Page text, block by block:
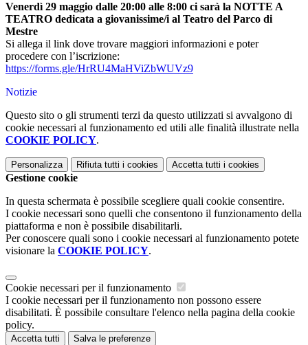
Venerdì 29 maggio dalle 20:00 alle 8:00 ci sarà la NOTTE A
TEATRO dedicata a giovanissime/i al Teatro del Parco di
Mestre
Si allega il link dove trovare maggiori informazioni e poter
procedere con l’iscrizione:
https://forms.gle/HrRU4MaHViZbWUVz9
Notizie
Questo sito o gli strumenti terzi da questo utilizzati si avvalgono di
cookie necessari al funzionamento ed utili alle finalità illustrate nella
COOKIE POLICY.
Personalizza Rifiuta tutti i cookies Accetta tutti i cookies
Gestione cookie
In questa schermata è possibile scegliere quali cookie consentire.
I cookie necessari sono quelli che consentono il funzionamento della
piattaforma e non è possibile disabilitarli.
Per conoscere quali sono i cookie necessari al funzionamento potete
visionare la COOKIE POLICY.
Cookie necessari per il funzionamento
I cookie necessari per il funzionamento non possono essere
disabilitati. È possibile consultare l'elenco nella pagina della cookie
policy.
Accetta tutti Salva le preferenze